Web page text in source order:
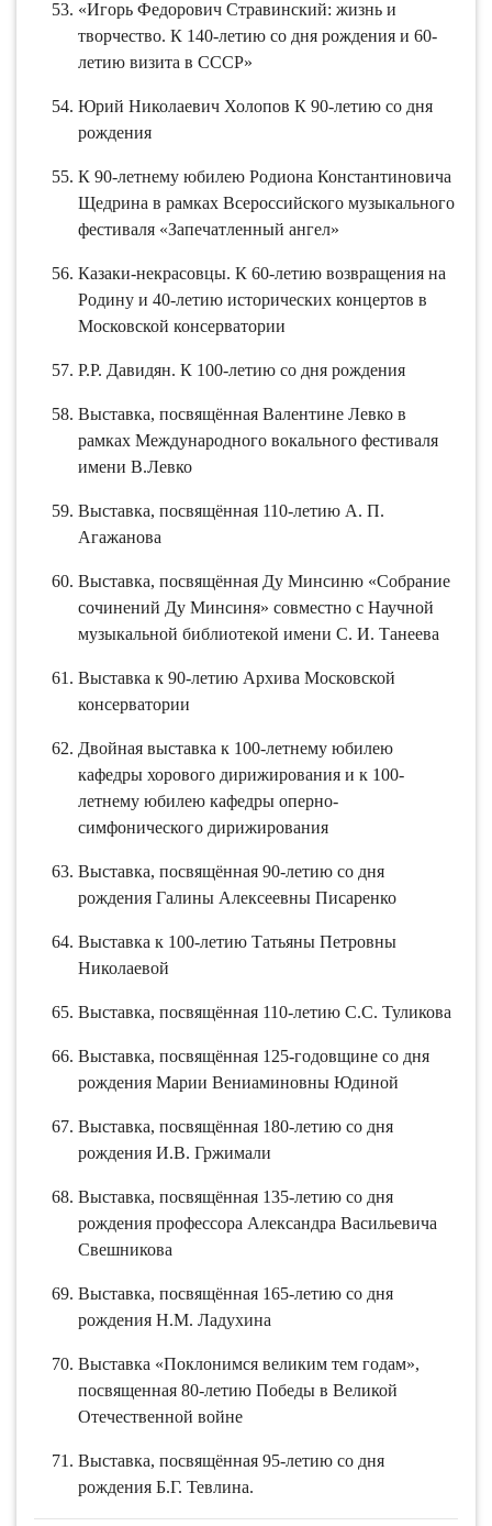
«Игорь Федорович Стравинский: жизнь и
творчество. К 140-летию со дня рождения и 60-
летию визита в СССР»
Юрий Николаевич Холопов К 90-летию со дня
рождения
К 90-летнему юбилею Родиона Константиновича
Щедрина в рамках Всероссийского музыкального
фестиваля «Запечатленный ангел»
Казаки-некрасовцы. К 60-летию возвращения на
Родину и 40-летию исторических концертов в
Московской консерватории
Р.Р. Давидян. К 100-летию со дня рождения
Выставка, посвящённая Валентине Левко в
рамках Международного вокального фестиваля
имени В.Левко
Выставка, посвящённая 110-летию А. П.
Агажанова
Выставка, посвящённая Ду Минсиню «Собрание
сочинений Ду Минсиня» совместно с Научной
музыкальной библиотекой имени С. И. Танеева
Выставка к 90-летию Архива Московской
консерватории
Двойная выставка к 100-летнему юбилею
кафедры хорового дирижирования и к 100-
летнему юбилею кафедры оперно-
симфонического дирижирования
Выставка, посвящённая 90-летию со дня
рождения Галины Алексеевны Писаренко
Выставка к 100-летию Татьяны Петровны
Николаевой
Выставка, посвящённая 110-летию С.С. Туликова
Выставка, посвящённая 125-годовщине со дня
рождения Марии Вениаминовны Юдиной
Выставка, посвящённая 180-летию со дня
рождения И.В. Гржимали
Выставка, посвящённая 135-летию со дня
рождения профессора Александра Васильевича
Свешникова
Выставка, посвящённая 165-летию со дня
рождения Н.М. Ладухина
Выставка «Поклонимся великим тем годам»,
посвященная 80-летию Победы в Великой
Отечественной войне
Выставка, посвящённая 95-летию со дня
рождения Б.Г. Тевлина.